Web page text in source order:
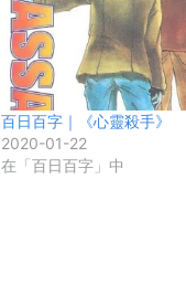
百日百字｜《心靈殺手》
2020-01-22
在「百日百字」中